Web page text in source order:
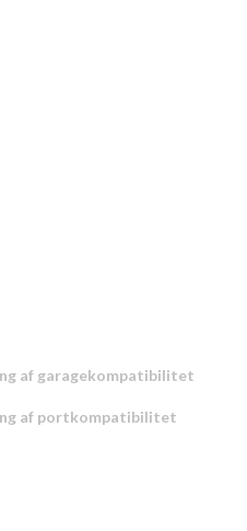
af garagekompatibilitet
af portkompatibilitet